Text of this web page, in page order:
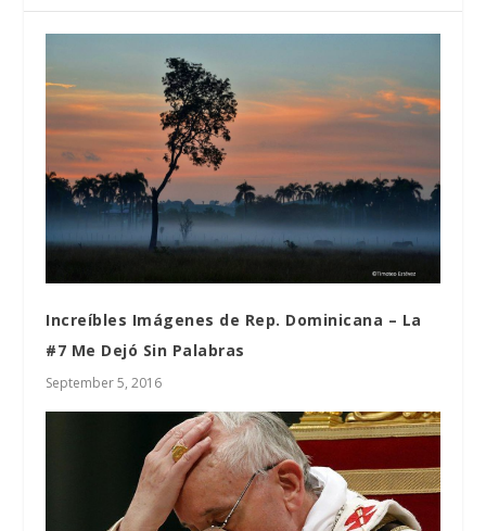
Increíbles Imágenes de Rep. Dominicana – La
#7 Me Dejó Sin Palabras
September 5, 2016